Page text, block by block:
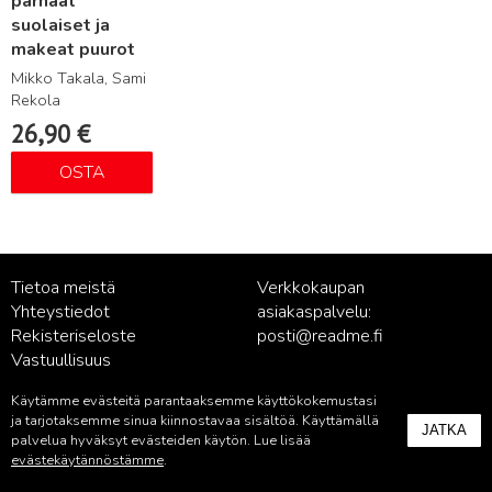
suolaiset ja
makeat puurot
Mikko Takala, Sami
Rekola
26,90 €
OSTA
Tietoa meistä
Yhteystiedot
Rekisteriseloste
Vastuullisuus
Verkkokaupan
asiakaspalvelu:
posti@readme.fi
Kustantamon asiakaspalvelu:
palvelu@readme.fi
Käytämme evästeitä parantaaksemme käyttökokemustasi
ja tarjotaksemme sinua kiinnostavaa sisältöä. Käyttämällä
palvelua hyväksyt evästeiden käytön. Lue lisää
evästekäytännöstämme.
JATKA